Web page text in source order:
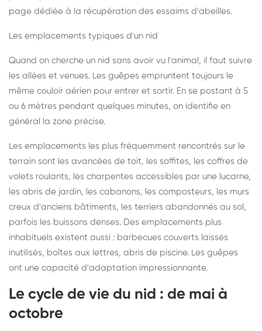
page dédiée à la récupération des essaims d'abeilles.
Les emplacements typiques d'un nid
Quand on cherche un nid sans avoir vu l'animal, il faut suivre
les allées et venues. Les guêpes empruntent toujours le
même couloir aérien pour entrer et sortir. En se postant à 5
ou 6 mètres pendant quelques minutes, on identifie en
général la zone précise.
Les emplacements les plus fréquemment rencontrés sur le
terrain sont les avancées de toit, les soffites, les coffres de
volets roulants, les charpentes accessibles par une lucarne,
les abris de jardin, les cabanons, les composteurs, les murs
creux d'anciens bâtiments, les terriers abandonnés au sol,
parfois les buissons denses. Des emplacements plus
inhabituels existent aussi : barbecues couverts laissés
inutilisés, boîtes aux lettres, abris de piscine. Les guêpes
ont une capacité d'adaptation impressionnante.
Le cycle de vie du nid : de mai à
octobre